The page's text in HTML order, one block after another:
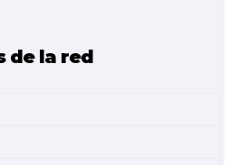
de la red